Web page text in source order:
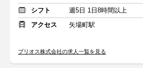
シフト
週5日 1日8時間以上
アクセス
矢場町駅
プリオス株式会社の求人一覧を見る